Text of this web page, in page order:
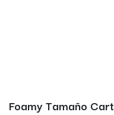
Foamy Tamaño